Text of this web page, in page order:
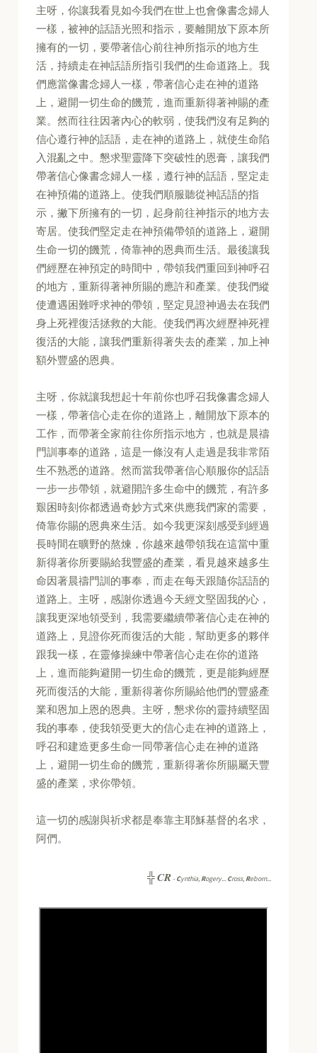
主呀，你讓我看見如今我們在世上也會像書念婦人
一樣，被神的話語光照和指示，要離開放下原本所
擁有的一切，要帶著信心前往神所指示的地方生
活，持續走在神話語所指引我們的生命道路上。我
們應當像書念婦人一樣，帶著信心走在神的道路
上，避開一切生命的饑荒，進而重新得著神賜的產
業。然而往往因著內心的軟弱，使我們沒有足夠的
信心遵行神的話語，走在神的道路上，就使生命陷
入混亂之中。懇求聖靈降下突破性的恩膏，讓我們
帶著信心像書念婦人一樣，遵行神的話語，堅定走
在神預備的道路上。使我們順服聽從神話語的指
示，撇下所擁有的一切，起身前往神指示的地方去
寄居。使我們堅定走在神預備帶領的道路上，避開
生命一切的饑荒，倚靠神的恩典而生活。最後讓我
們經歷在神預定的時間中，帶領我們重回到神呼召
的地方，重新得著神所賜的應許和產業。使我們縱
使遭遇困難呼求神的帶領，堅定見證神過去在我們
身上死裡復活拯救的大能。使我們再次經歷神死裡
復活的大能，讓我們重新得著失去的產業，加上神
額外豐盛的恩典。
主呀，你就讓我想起十年前你也呼召我像書念婦人
一樣，帶著信心走在你的道路上，離開放下原本的
工作，而帶著全家前往你所指示地方，也就是晨禱
門訓事奉的道路，這是一條沒有人走過是我非常陌
生不熟悉的道路。然而當我帶著信心順服你的話語
一步一步帶領，就避開許多生命中的饑荒，有許多
艱困時刻你都透過奇妙方式來供應我們家的需要，
倚靠你賜的恩典來生活。如今我更深刻感受到經過
長時間在曠野的熬煉，你越來越帶領我在這當中重
新得著你所要賜給我豐盛的產業，看見越來越多生
命因著晨禱門訓的事奉，而走在每天跟隨你話語的
道路上。主呀，感謝你透過今天經文堅固我的心，
讓我更深地領受到，我需要繼續帶著信心走在神的
道路上，見證你死而復活的大能，幫助更多的夥伴
跟我一樣，在靈修操練中帶著信心走在你的道路
上，進而能夠避開一切生命的饑荒，更是能夠經歷
死而復活的大能，重新得著你所賜給他們的豐盛產
業和恩加上恩的恩典。主呀，懇求你的靈持續堅固
我的事奉，使我領受更大的信心走在神的道路上，
呼召和建造更多生命一同帶著信心走在神的道路
上，避開一切生命的饑荒，重新得著你所賜屬天豐
盛的產業，求你帶領。
這一切的感謝與祈求都是奉靠主耶穌基督的名求，
阿們。
╬CR -Cynthia, Rogery... Cross, Reborn...